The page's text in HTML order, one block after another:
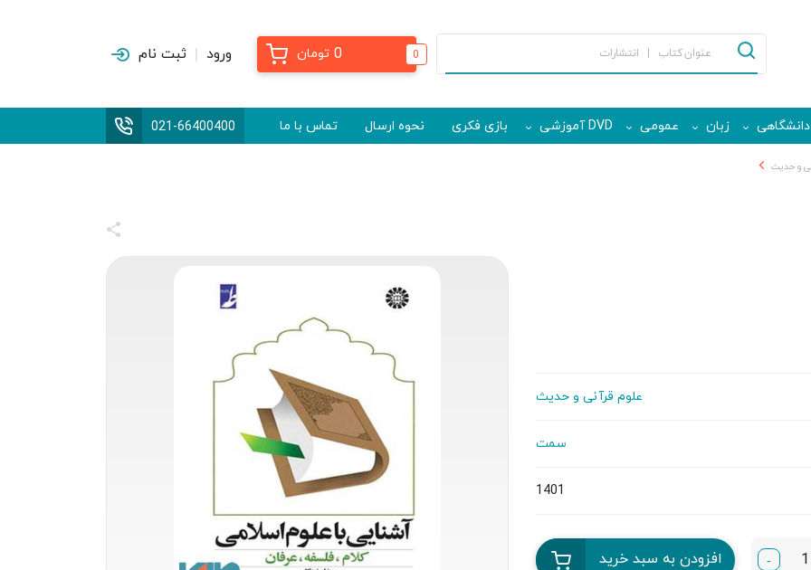
0
0 تومان ورود ثبت نام
دانشگاهی زبان عمومی DVD آموزشی بازی فکری نحوه ارسال تماس با ما 021-66400400
و حدیث
علوم قرآنی و حدیث
سمت
1401
- افزودن به سبد خرید